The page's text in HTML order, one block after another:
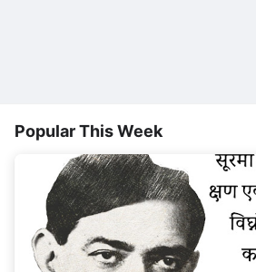
Popular This Week